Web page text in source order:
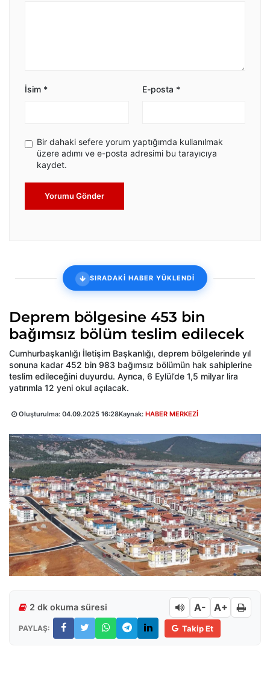
İsim * E-posta *
Bir dahaki sefere yorum yaptığımda kullanılmak
üzere adımı ve e-posta adresimi bu tarayıcıya
kaydet.
Yorumu Gönder
SIRADAKİ HABER YÜKLENDİ
Deprem bölgesine 453 bin
bağımsız bölüm teslim edilecek
Cumhurbaşkanlığı İletişim Başkanlığı, deprem bölgelerinde yıl
sonuna kadar 452 bin 983 bağımsız bölümün hak sahiplerine
teslim edileceğini duyurdu. Ayrıca, 6 Eylül’de 1,5 milyar lira
yatırımla 12 yeni okul açılacak.
Oluşturulma: 04.09.2025 16:28Kaynak: HABER MERKEZİ
2 dk okuma süresi A- A+
PAYLAŞ: Takip Et